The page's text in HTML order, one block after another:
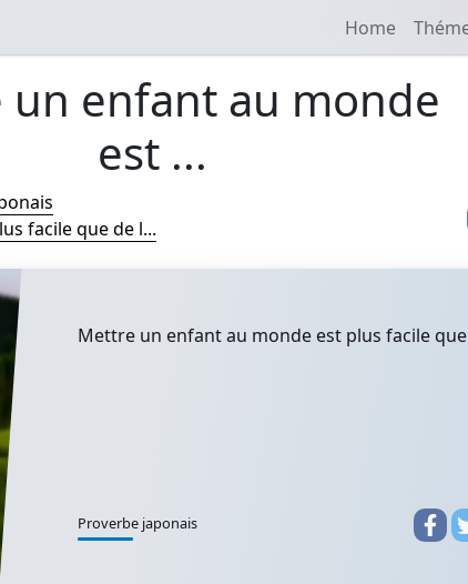
Home
un enfant au monde
est ...
facile que de l...
Mettre un enfant au monde est plus facile que
Proverbe japonais